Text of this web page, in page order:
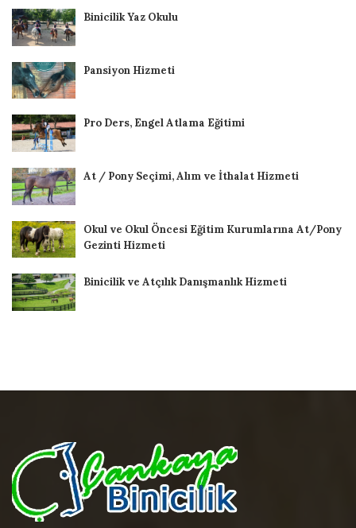
Binicilik Yaz Okulu
Pansiyon Hizmeti
Pro Ders, Engel Atlama Eğitimi
At / Pony Seçimi, Alım ve İthalat Hizmeti
Okul ve Okul Öncesi Eğitim Kurumlarına At/Pony
Gezinti Hizmeti
Binicilik ve Atçılık Danışmanlık Hizmeti